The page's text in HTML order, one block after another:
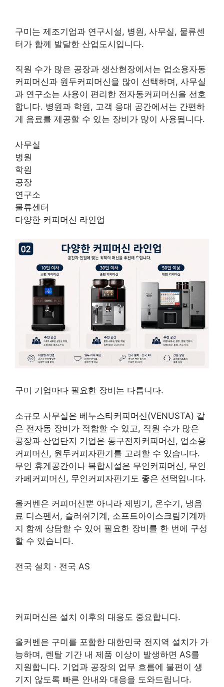
구미는 제조기업과 연구시설, 병원, 사무실, 물류센
터가 함께 발달한 산업도시입니다.
직원 수가 많은 공장과 생산현장에서는 업소용자동
커피머신과 원두커피머신을 많이 선택하며, 사무실
과 연구소는 사용이 편리한 전자동커피머신을 선호
합니다. 병원과 학원, 고객 응대 공간에서는 간편하
게 음료를 제공할 수 있는 장비가 많이 사용됩니다.
사무실
병원
학원
공장
연구소
물류센터
다양한 커피머신 라인업
구미 기업마다 필요한 장비는 다릅니다.
소규모 사무실은 베누스타커피머신(VENUSTA) 같
은 전자동 장비가 적합할 수 있고, 직원 수가 많은
공장과 산업단지 기업은 동구전자커피머신, 업소용
커피머신, 원두커피자판기를 고려할 수 있습니다.
무인 휴게공간이나 복합시설은 무인커피머신, 무인
카페커피머신, 무인커피자판기도 좋은 선택입니다.
올커벤은 커피머신뿐 아니라 제빙기, 온수기, 냉음
료 디스펜서, 슬러쉬기계, 소프트아이스크림기계까
지 함께 상담할 수 있어 필요한 장비를 한 번에 구성
할 수 있습니다.
전국 설치 · 전국 AS
커피머신은 설치 이후의 대응도 중요합니다.
올커벤은 구미를 포함한 대한민국 전지역 설치가 가
능하며, 렌탈 기간 내 제품 이상이 발생하면 AS를
지원합니다. 기업과 공장의 업무 흐름에 불편이 생
기지 않도록 빠른 안내와 대응을 도와드립니다.